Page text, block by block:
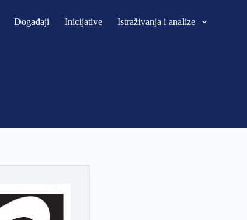
Događaji Inicijative Istraživanja i analize